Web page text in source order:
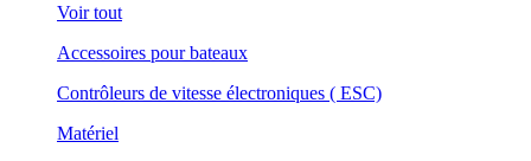
Voir tout
Accessoires pour bateaux
Contrôleurs de vitesse électroniques ( ESC)
Matériel